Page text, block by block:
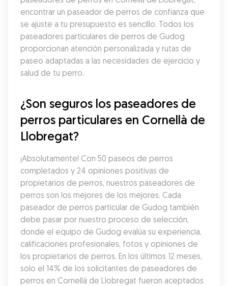
encontrar un paseador de perros de confianza que
se ajuste a tu presupuesto es sencillo. Todos los
paseadores particulares de perros de Gudog
proporcionan atención personalizada y rutas de
paseo adaptadas a las necesidades de ejercicio y
salud de tu perro.
¿Son seguros los paseadores de
perros particulares en Cornellà de
Llobregat?
¡Absolutamente! Con 50 paseos de perros
completados y 24 opiniones positivas de
propietarios de perros, nuestros paseadores de
perros son los mejores de los mejores. Cada
paseador de perros particular de Gudog también
debe pasar por nuestro proceso de selección,
donde el equipo de Gudog evalúa su experiencia,
calificaciones profesionales, fotos y opiniones de
los propietarios de perros. En los últimos 12 meses,
solo el 14% de los solicitantes de paseadores de
perros en Cornellà de Llobregat fueron aceptados